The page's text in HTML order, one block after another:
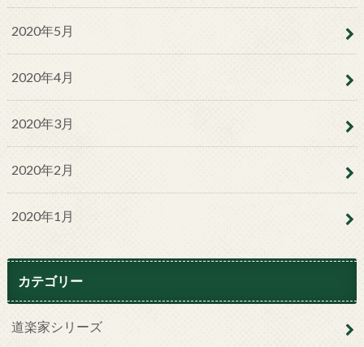
2020年5月
2020年4月
2020年3月
2020年2月
2020年1月
カテゴリー
道楽家シリーズ